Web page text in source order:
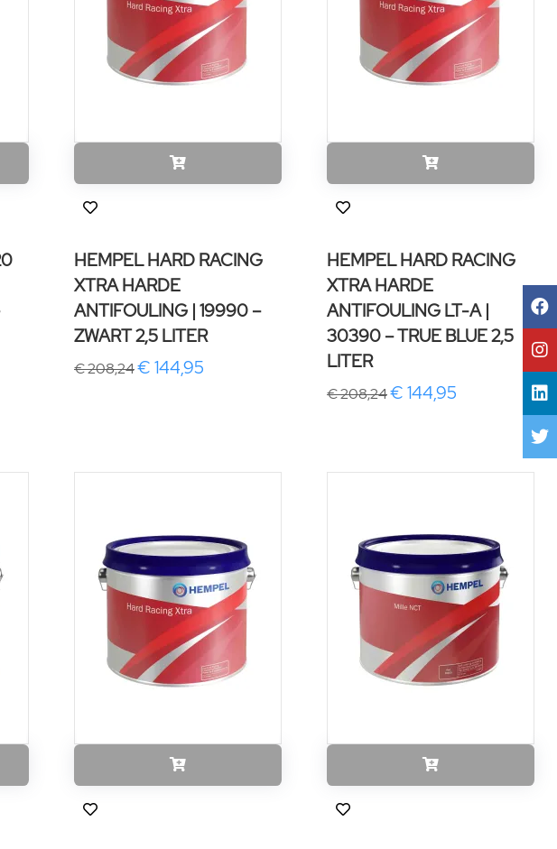
HEMPEL HARD RACING
XTRA HARDE
ANTIFOULING | 19990 –
ZWART 2,5 LITER
€ 208,24€ 144,95
HEMPEL HARD RACING
XTRA HARDE
ANTIFOULING LT-A |
30390 – TRUE BLUE 2,5
LITER
€ 208,24€ 144,95